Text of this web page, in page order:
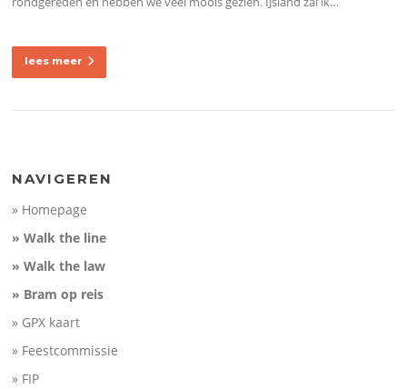
lees meer
NAVIGEREN
» Homepage
» Walk the line
» Walk the law
» Bram op reis
» GPX kaart
» Feestcommissie
» FIP